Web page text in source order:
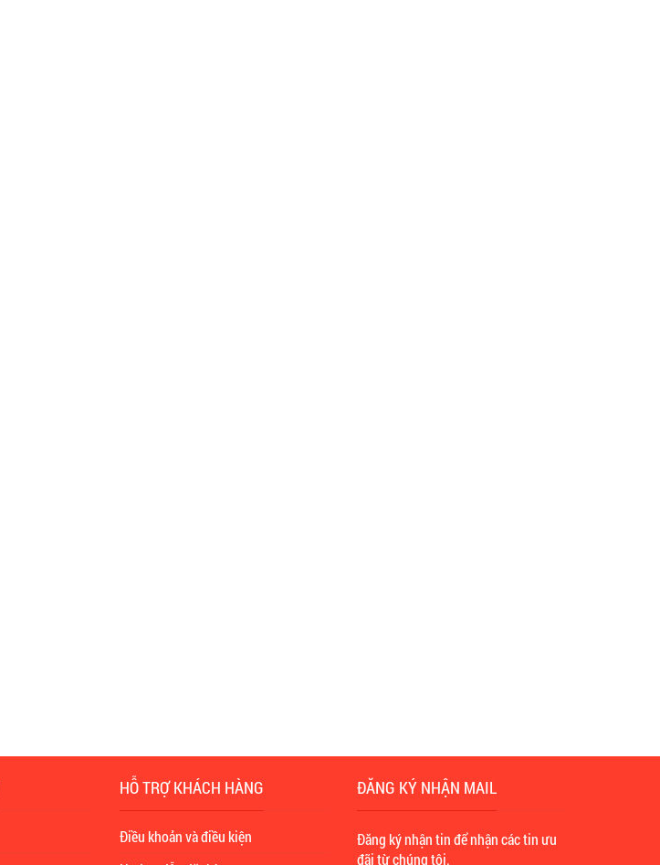
HỖ TRỢ KHÁCH HÀNG
Điều khoản và điều kiện
ĐĂNG KÝ NHẬN MAIL
Đăng ký nhận tin để nhận các tin ưu
đãi từ chúng tôi.